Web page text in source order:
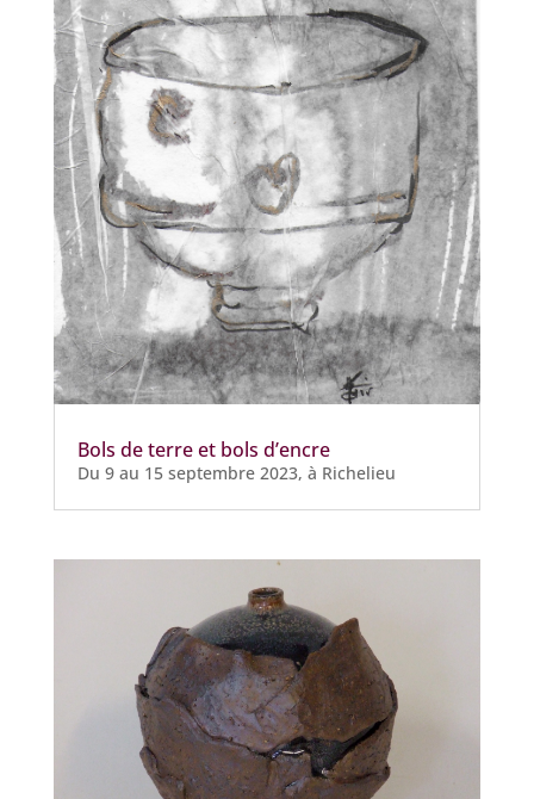
Bols de terre et bols d’encre
Du 9 au 15 septembre 2023, à Richelieu